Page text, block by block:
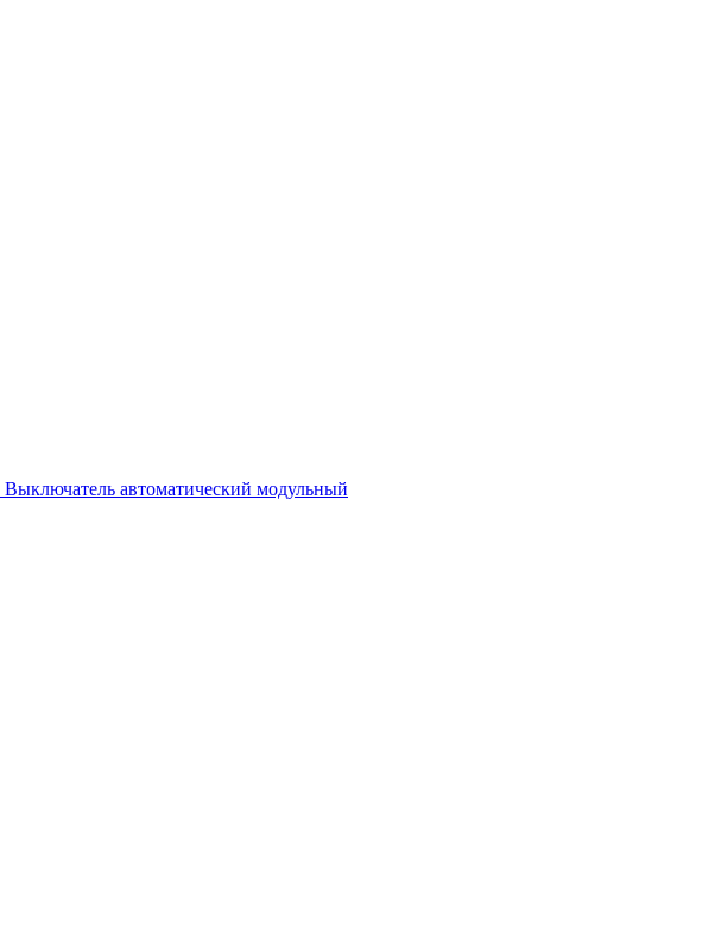
Выключатель автоматический модульный